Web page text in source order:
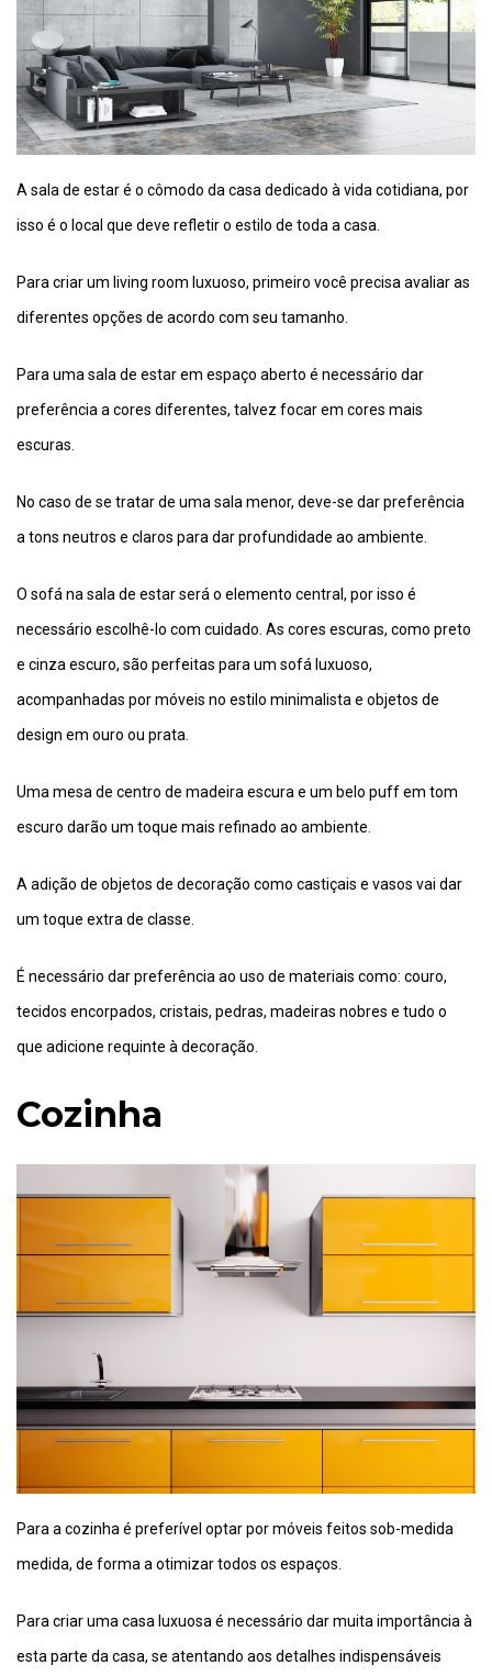
A sala de estar é o cômodo da casa dedicado à vida cotidiana, por
isso é o local que deve refletir o estilo de toda a casa.
Para criar um living room luxuoso, primeiro você precisa avaliar as
diferentes opções de acordo com seu tamanho.
Para uma sala de estar em espaço aberto é necessário dar
preferência a cores diferentes, talvez focar em cores mais
escuras.
No caso de se tratar de uma sala menor, deve-se dar preferência
a tons neutros e claros para dar profundidade ao ambiente.
O sofá na sala de estar será o elemento central, por isso é
necessário escolhê-lo com cuidado. As cores escuras, como preto
e cinza escuro, são perfeitas para um sofá luxuoso,
acompanhadas por móveis no estilo minimalista e objetos de
design em ouro ou prata.
Uma mesa de centro de madeira escura e um belo puff em tom
escuro darão um toque mais refinado ao ambiente.
A adição de objetos de decoração como castiçais e vasos vai dar
um toque extra de classe.
É necessário dar preferência ao uso de materiais como: couro,
tecidos encorpados, cristais, pedras, madeiras nobres e tudo o
que adicione requinte à decoração.
Cozinha
Para a cozinha é preferível optar por móveis feitos sob-medida
medida, de forma a otimizar todos os espaços.
Para criar uma casa luxuosa é necessário dar muita importância à
esta parte da casa, se atentando aos detalhes indispensáveis